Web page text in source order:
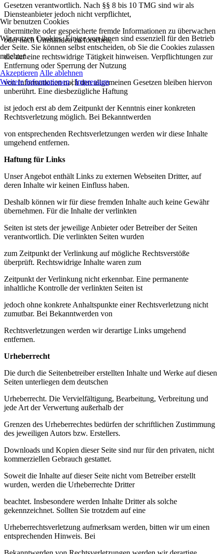
Gesetzen verantwortlich. Nach §§ 8 bis 10 TMG sind wir als
Diensteanbieter jedoch nicht verpflichtet,
übermittelte oder gespeicherte fremde Informationen zu überwachen
oder nach Umständen zu forschen,
die auf eine rechtswidrige Tätigkeit hinweisen. Verpflichtungen zur
Entfernung oder Sperrung der Nutzung
von Informationen nach den allgemeinen Gesetzen bleiben hiervon
unberührt. Eine diesbezügliche Haftung
ist jedoch erst ab dem Zeitpunkt der Kenntnis einer konkreten
Rechtsverletzung möglich. Bei Bekanntwerden
von entsprechenden Rechtsverletzungen werden wir diese Inhalte
umgehend entfernen.
Haftung für Links
Unser Angebot enthält Links zu externen Webseiten Dritter, auf
deren Inhalte wir keinen Einfluss haben.
Deshalb können wir für diese fremden Inhalte auch keine Gewähr
übernehmen. Für die Inhalte der verlinkten
Seiten ist stets der jeweilige Anbieter oder Betreiber der Seiten
verantwortlich. Die verlinkten Seiten wurden
zum Zeitpunkt der Verlinkung auf mögliche Rechtsverstöße
überprüft. Rechtswidrige Inhalte waren zum
Zeitpunkt der Verlinkung nicht erkennbar. Eine permanente
inhaltliche Kontrolle der verlinkten Seiten ist
jedoch ohne konkrete Anhaltspunkte einer Rechtsverletzung nicht
zumutbar. Bei Bekanntwerden von
Rechtsverletzungen werden wir derartige Links umgehend
entfernen.
Urheberrecht
Die durch die Seitenbetreiber erstellten Inhalte und Werke auf diesen
Seiten unterliegen dem deutschen
Urheberrecht. Die Vervielfältigung, Bearbeitung, Verbreitung und
jede Art der Verwertung außerhalb der
Grenzen des Urheberrechtes bedürfen der schriftlichen Zustimmung
des jeweiligen Autors bzw. Erstellers.
Downloads und Kopien dieser Seite sind nur für den privaten, nicht
kommerziellen Gebrauch gestattet.
Soweit die Inhalte auf dieser Seite nicht vom Betreiber erstellt
wurden, werden die Urheberrechte Dritter
beachtet. Insbesondere werden Inhalte Dritter als solche
gekennzeichnet. Sollten Sie trotzdem auf eine
Urheberrechtsverletzung aufmerksam werden, bitten wir um einen
entsprechenden Hinweis. Bei
Wir benutzen Cookies
Wir nutzen Cookies. Einige von ihnen sind essenziell für den Betrieb
der Seite. Sie können selbst entscheiden, ob Sie die Cookies zulassen
möchten.
Akzeptieren Alle ablehnen
Weitere Informationen|Impressum